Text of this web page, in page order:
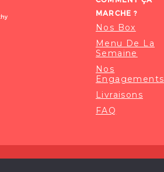
MARCHE ?
Nos Box
Menu De La
Semaine
Nos
Engagements
Livraisons
FAQ